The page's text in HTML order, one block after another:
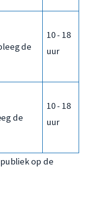
de
10 - 18
uur
de
10 - 18
uur
publiek op de